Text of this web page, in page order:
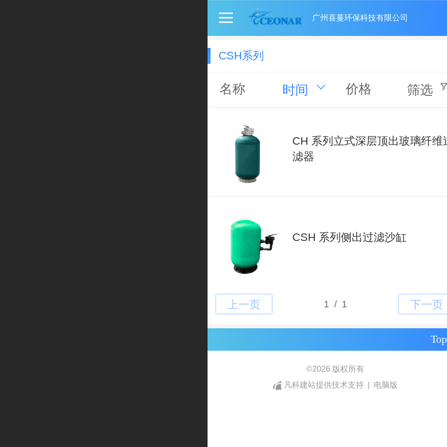
广州喜蔓环保科技有限公司
CSH系列
名称 时间 价格 筛选
CH 系列立式深层顶出玻璃纤维
滤器
CSH 系列侧出过滤沙缸
Top
©2026 版权所有
凡科建站提供技术支持
电脑版